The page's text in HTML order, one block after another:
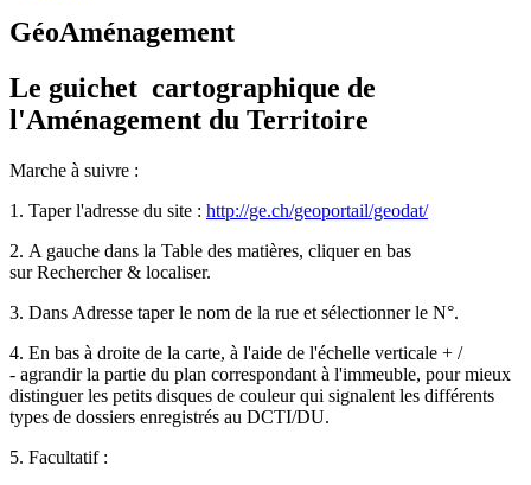
GéoAménagement
Le guichet cartographique de
l'Aménagement du Territoire
Marche à suivre :
1. Taper l'adresse du site : http://ge.ch/geoportail/geodat/
2. A gauche dans la Table des matières, cliquer en bas
surRechercher & localiser.
3. Dans Adresse taper le nom de la rue et sélectionner le N°.
4. En bas à droite de la carte, à l'aide de l'échelle verticale + /
- agrandir la partie du plan correspondant à l'immeuble, pour mieux
distinguer les petits disques de couleurqui signalent les différents
types de dossiers enregistrés au DCTI/DU.
5. Facultatif :